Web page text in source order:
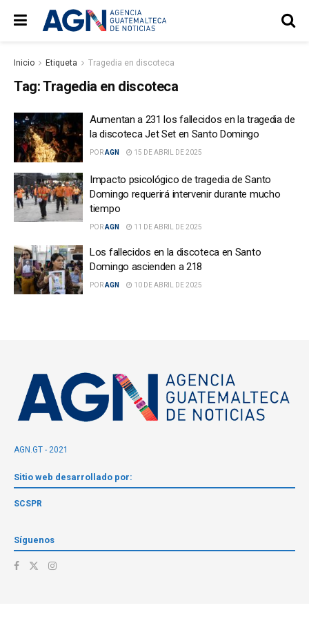
Inicio Etiqueta Tragedia en discoteca
Tag:Tragedia en discoteca
Aumentan a 231 los fallecidos en la tragedia de
la discoteca Jet Set en Santo Domingo
PORAGN 15 DE ABRIL DE 2025
Impacto psicológico de tragedia de Santo
Domingo requerirá intervenir durante mucho
tiempo
PORAGN 11 DE ABRIL DE 2025
Los fallecidos en la discoteca en Santo
Domingo ascienden a 218
PORAGN 10 DE ABRIL DE 2025
AGN.GT - 2021
Sitio web desarrollado por:
SCSPR
Síguenos